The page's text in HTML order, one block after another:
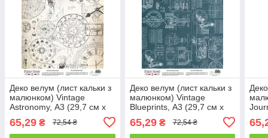
Деко велум (лист кальки з
малюнком) Vintage
Astronomy, А3 (29,7 см х
65,29 ₴ 72,54 ₴
Деко велум (лист кальки з
малюнком) Vintage
Blueprints, А3 (29,7 см х
65,29₴ 72,54 ₴